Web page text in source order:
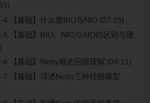
4 【基础】什么是BIO与NIO (07:25)
5 【基础】BIO、NIO与AIO的区别与理
6 【基础】Netty概念回顾理解 (04:11)
7 【基础】详述Netty三种线程模型